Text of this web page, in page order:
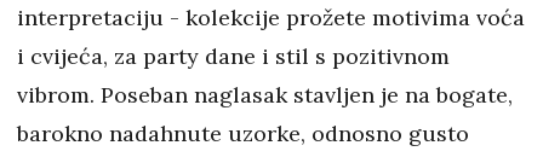
interpretaciju - kolekcije prožete motivima voća
i cvijeća, za party dane i stil s pozitivnom
vibrom. Poseban naglasak stavljen je na bogate,
barokno nadahnute uzorke, odnosno gusto